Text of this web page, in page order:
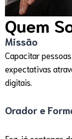
Quem
Missão
Capacitar
expectativas
digitais.
Orador e